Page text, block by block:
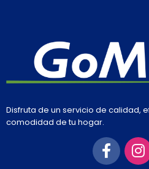
Disfruta de un servicio de calidad,
comodidad de tu hogar.